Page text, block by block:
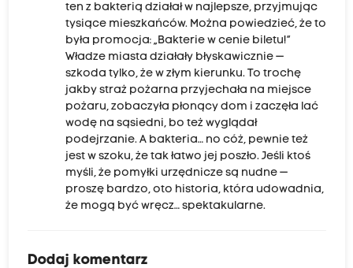
ten z bakterią działał w najlepsze, przyjmując
tysiące mieszkańców. Można powiedzieć, że to
była promocja: „Bakterie w cenie biletu!”
Władze miasta działały błyskawicznie —
szkoda tylko, że w złym kierunku. To trochę
jakby straż pożarna przyjechała na miejsce
pożaru, zobaczyła płonący dom i zaczęła lać
wodę na sąsiedni, bo też wyglądał
podejrzanie. A bakteria… no cóż, pewnie też
jest w szoku, że tak łatwo jej poszło. Jeśli ktoś
myśli, że pomyłki urzędnicze są nudne —
proszę bardzo, oto historia, która udowadnia,
że mogą być wręcz… spektakularne.
Dodaj komentarz